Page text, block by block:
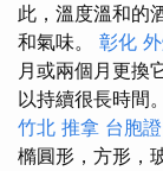
此，溫度溫和的
和氣味。 彰化
月或兩個月更換
以持續很長時間。
竹北 推拿 台胞
橢圓形，方形，